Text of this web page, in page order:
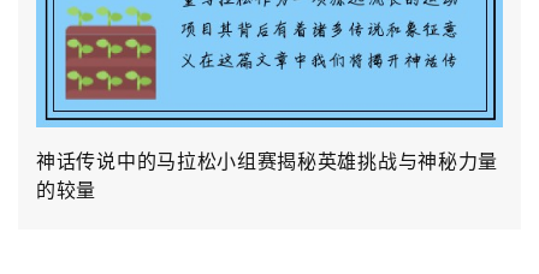
神话传说中的马拉松小组赛揭秘英雄挑战与神秘力量
的较量